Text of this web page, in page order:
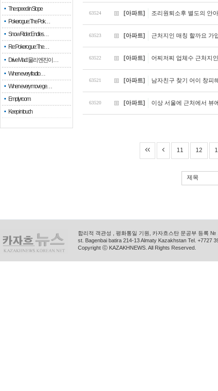
The speed in Slope
Pokerogue: The Pok…
Snow Rider: Endles…
Re: Pokerogue: The…
Drive Mad: 물리 엔진이 …
When every fractio…
When every move ge…
Empty room
Keep in touch
63524 [아파트] 조리원퇴소후 별도의 안
63523 [아파트] 근처지인 매칭 할까요 가
63522 [아파트] 어찌저찌 업체수 근처지
63521 [아파트] 남자친구 찾기 어이 창피
63520 [아파트] 이상 서울에 근처에서 뷰
11 12
제목
합리적 객관성 , 평화통일 기원, 카자흐스탄 문공부 등록
st. Bagenbai batira 214-13 Almaty Kazakhstan Tel. +7727
Copyright ⓒ KAZAKHNEWS. All Rights Reserved.